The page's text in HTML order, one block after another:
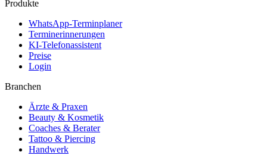
Produkte
WhatsApp-Terminplaner
Terminerinnerungen
KI-Telefonassistent
Preise
Login
Branchen
Ärzte & Praxen
Beauty & Kosmetik
Coaches & Berater
Tattoo & Piercing
Handwerk